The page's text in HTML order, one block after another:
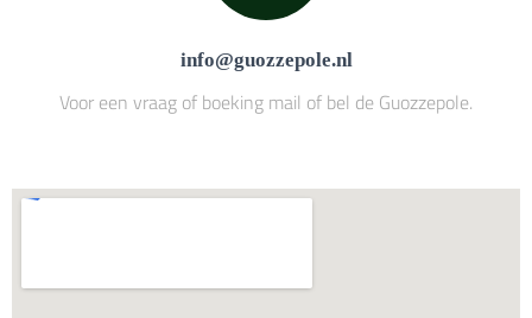
info@guozzepole.nl
Voor een vraag of boeking mail of bel de Guozzepole.